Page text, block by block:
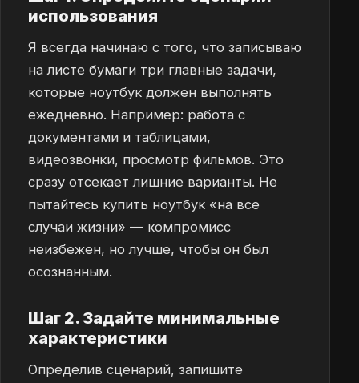
использования
Я всегда начинаю с того, что записываю
на листе бумаги три главные задачи,
которые ноутбук должен выполнять
ежедневно. Например: работа с
документами и таблицами,
видеозвонки, просмотр фильмов. Это
сразу отсекает лишние варианты. Не
пытайтесь купить ноутбук «на все
случаи жизни» — компромисс
неизбежен, но лучше, чтобы он был
осознанным.
Шаг 2. Задайте минимальные
характеристики
Определив сценарий, запишите